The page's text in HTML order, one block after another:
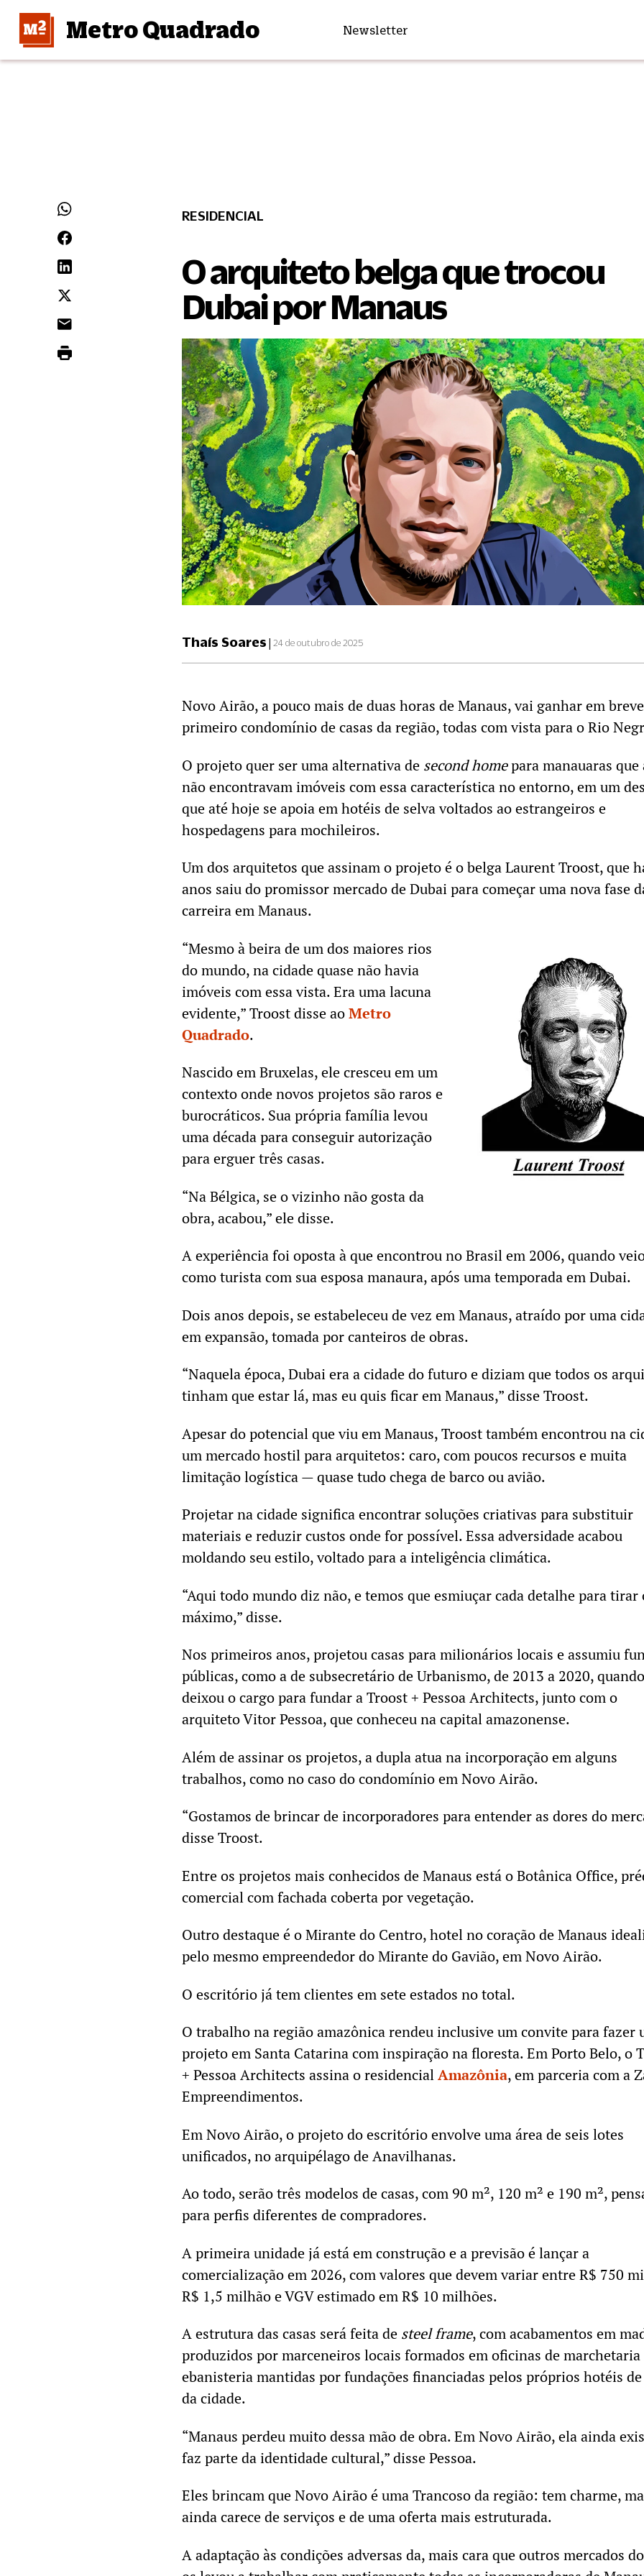
Metro Quadrado Newsletter
RESIDENCIAL
O arquiteto belga que trocou
Dubai por Manaus
Thaís Soares| 24 de outubro de 2025
Novo Airão, a pouco mais de duas horas de Manaus, vai ganhar em
primeiro condomínio de casas da região, todas com vista para o Rio
O projeto quer ser uma alternativa de second homepara manauaras que
não encontravam imóveis com essa característica no entorno, em um
que até hoje se apoia em hotéis de selva voltados ao estrangeiros e
hospedagens para mochileiros.
Um dos arquitetos que assinam o projeto é o belga Laurent Troost, que
anos saiu do promissor mercado de Dubai para começar uma nova fase
carreira em Manaus.
“Mesmo à beira de um dos maiores rios
do mundo, na cidade quase não havia
imóveis com essa vista. Era uma lacuna
evidente,” Troost disse aoMetro
Quadrado.
Nascido em Bruxelas, ele cresceu em um
contexto onde novos projetos são raros e
burocráticos. Sua própria família levou
uma década para conseguir autorização
para erguer três casas.
“Na Bélgica, se o vizinho não gosta da
obra, acabou,” ele disse.
A experiência foi oposta à que encontrou no Brasil em 2006, quando
como turista com sua esposa manaura, após uma temporada em Dubai.
Dois anos depois, se estabeleceu de vez em Manaus, atraído por uma
em expansão, tomada por canteiros de obras.
“Naquela época, Dubai era a cidade do futuro e diziam que todos os
tinham que estar lá, mas eu quis ficar em Manaus,” disse Troost.
Apesar do potencial que viu em Manaus, Troost também encontrou na
um mercado hostil para arquitetos: caro, com poucos recursos e muita
limitação logística — quase tudo chega de barco ou avião.
Projetar na cidade significa encontrar soluções criativas para substituir
materiais e reduzir custos onde for possível. Essa adversidade acabou
moldando seu estilo, voltado para a inteligência climática.
“Aqui todo mundo diz não, e temos que esmiuçar cada detalhe para tirar
máximo,” disse.
Nos primeiros anos, projetou casas para milionários locais e assumiu
públicas, como a de subsecretário de Urbanismo, de 2013 a 2020, quando
deixou o cargo para fundar a Troost + Pessoa Architects, junto com o
arquiteto Vitor Pessoa, que conheceu na capital amazonense.
Além de assinar os projetos, a dupla atua na incorporação em alguns
trabalhos, como no caso do condomínio em Novo Airão.
“Gostamos de brincar de incorporadores para entender as dores do
disse Troost.
Entre os projetos mais conhecidos de Manaus está o Botânica Office,
comercial com fachada coberta por vegetação.
Outro destaque é o Mirante do Centro, hotel no coração de Manaus
pelo mesmo empreendedor do Mirante do Gavião, em Novo Airão.
O escritório já tem clientes em sete estados no total.
O trabalho na região amazônica rendeu inclusive um convite para fazer
projeto em Santa Catarina com inspiração na floresta. Em Porto Belo, o
+ Pessoa Architects assina o residencialAmazônia, em parceria com a
Empreendimentos.
Em Novo Airão, o projeto do escritório envolve uma área de seis lotes
unificados, no arquipélago de Anavilhanas.
Ao todo, serão três modelos de casas, com 90 m², 120 m² e 190 m²,
para perfis diferentes de compradores.
A primeira unidade já está em construção e a previsão é lançar a
comercialização em 2026, com valores que devem variar entre R$ 750
R$ 1,5 milhão e VGV estimado em R$ 10 milhões.
A estrutura das casas será feita de steel frame, com acabamentos em
produzidos por marceneiros locais formados em oficinas de marchetaria
ebanisteria mantidas por fundações financiadas pelos próprios hotéis
da cidade.
“Manaus perdeu muito dessa mão de obra. Em Novo Airão, ela ainda
faz parte da identidade cultural,” disse Pessoa.
Eles brincam que Novo Airão é uma Trancoso da região: tem charme,
ainda carece de serviços e de uma oferta mais estruturada.
A adaptação às condições adversas da, mais cara que outros mercados